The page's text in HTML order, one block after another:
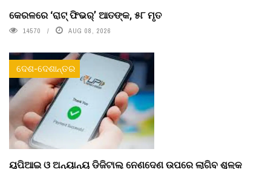
କେରଳରେ ‘ରାଟ୍ ଫିଭର୍’ ଆତଙ୍କ, ୫୮ ମୃତ
14570 AUG 08, 2026
ଦେଶ-ଦେଶାନ୍ତର
ୟୁପିଆଇ ଓ ଅନ୍ୟାନ୍ୟ ଡିଜିଟାଲ୍ ନେଣଦେଣ ଉପରେ ଲାଗିବ ଶୁଳ୍କ